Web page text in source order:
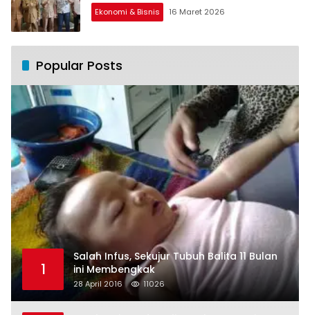
Ekonomi & Bisnis 16 Maret 2026
Popular Posts
1
Salah Infus, Sekujur Tubuh Balita 11 Bulan
ini Membengkak
28 April 2016 11026